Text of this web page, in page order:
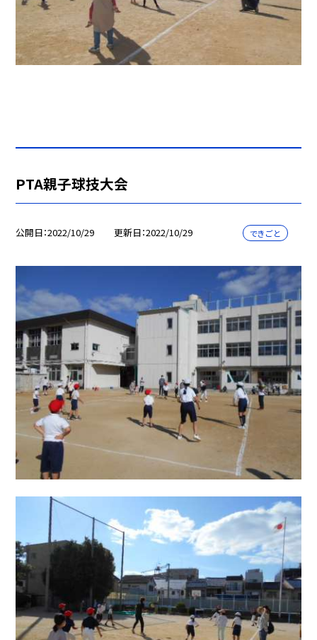
PTA親子球技大会
公開日 2022/10/29 更新日 2022/10/29 できごと